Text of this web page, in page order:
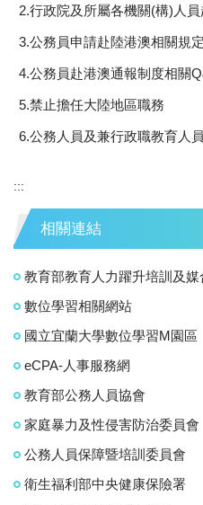
2.行政院及所屬各機關(構)人員赴香
3.公務員申請赴陸港澳相關規
4.公務員赴港澳通報制度相關
5.禁止擔任大陸地區職務
6.公務人員及兼行政職教育人
:::
相關連結
教育部教育人力躍升培訓及媒
數位學習相關網站
國立宜蘭大學數位學習M園區
eCPA-人事服務網
教育部公務人員協會
家庭暴力及性侵害防治委員會
公務人員保障暨培訓委員會
衛生福利部中央健康保險署